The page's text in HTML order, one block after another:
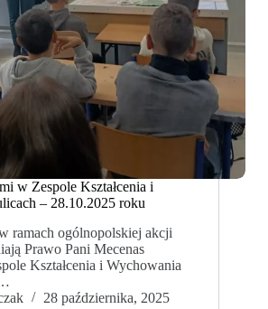
w Zespole Kształcenia i
– 28.10.2025 roku
ramach ogólnopolskiej akcji
Prawo Pani Mecenas
Kształcenia i Wychowania
28 października, 2025